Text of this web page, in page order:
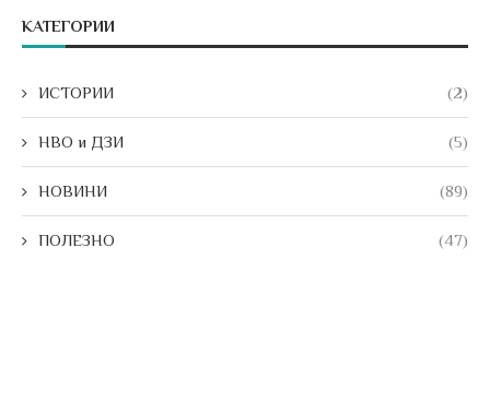
КАТЕГОРИИ
ИСТОРИИ (2)
НВО и ДЗИ (5)
НОВИНИ (89)
ПОЛЕЗНО (47)